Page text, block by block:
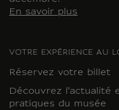
En savoir plus
VOTRE EXPÉRIENCE AU
Réservez votre billet
Découvrez l'actualité
pratiques du musée